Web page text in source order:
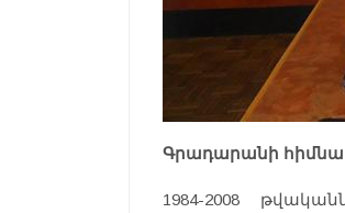
Գրադարանի
1984-2008